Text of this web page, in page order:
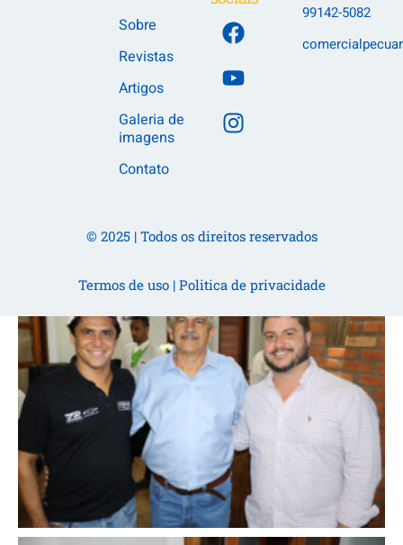
Sobre
Revistas
Artigos
Galeria de
imagens
Contato
99142-5082
© 2025 | Todos os direitos reservados
Termos de uso| Politica de privacidade